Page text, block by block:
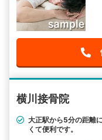
横川接骨院
大正駅から5分の距離
くて便利です。